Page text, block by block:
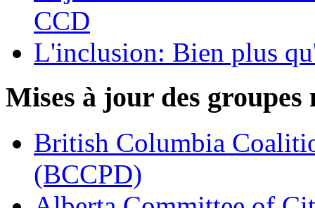
CCD
L'inclusion: Bien plus
Mises à jour des
British Columbia
(BCCPD)